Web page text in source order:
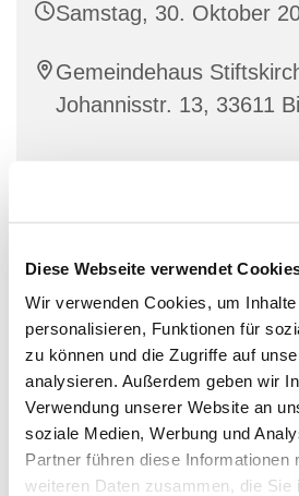
Diese Webseite verwendet
Wir verwenden Cookies, um
personalisieren, Funktionen für
zu können und die Zugriffe auf
analysieren. Außerdem geben wir
Verwendung unserer Website an
soziale Medien, Werbung und
Partner führen diese Informationen
weiteren Daten zusammen, die Sie
Samstag, 30. Oktober
Gemeindehaus
Johannisstr. 13, 33611